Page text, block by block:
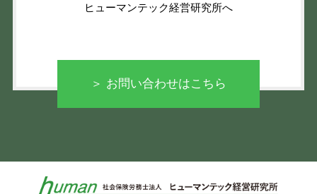
ヒューマンテック経営研究所へ
＞ お問い合わせはこちら